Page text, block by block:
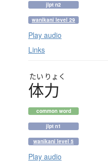
jlpt n2
wanikani level 29
Play audio
Links
たい りょく
体力
common word
jlpt n1
wanikani level 5
Play audio